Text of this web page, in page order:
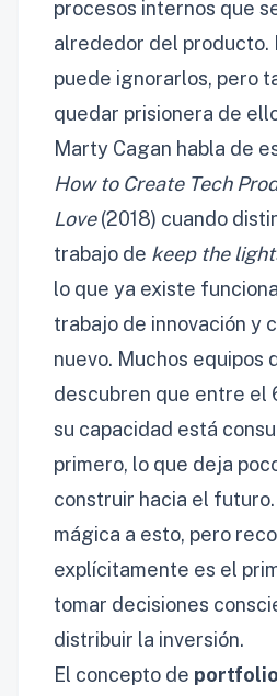
procesos internos que
alrededor del producto.
puede ignorarlos, pero
quedar prisionera de
Marty Cagan habla de
How to Create Tech
Love(2018) cuando
trabajo de keep the
lo que ya existe
trabajo de innovación y
nuevo. Muchos equipos
descubren que entre el
su capacidad está
primero, lo que deja
construir hacia el
mágica a esto, pero
explícitamente es el
tomar decisiones
distribuir la inversión.
El concepto de